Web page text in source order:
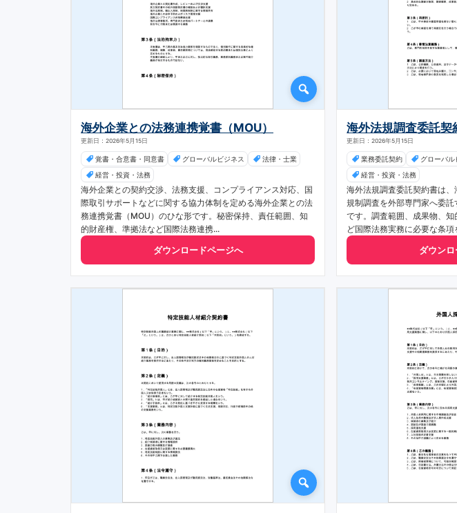
海外企業との法務連携覚書（MOU）
更新日：2026年5月15日
覚書・合意書・同意書 グローバルビジネス
法律・士業
経営・投資・法務
海外企業との契約交渉、法務支援、コンプライアンス対応、国
際取引サポートなどに関する協力体制を定める海外企業との法
務連携覚書（MOU）のひな形です。秘密保持、責任範囲、知
的財産権、準拠法など国際法務連携...
ダウンロードページへ
海外法規調査委託契
更新日：2026年5月15日
業務委託契約 グローバル
経営・投資・法務
海外法規調査委託契約書は、
規制調査を外部専門家へ委
です。調査範囲、成果物、
ど国際法務実務に必要な条項
ダウン